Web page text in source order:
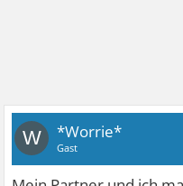
W *Worrie*
Gast